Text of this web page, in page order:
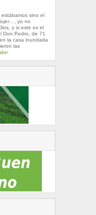
sino el
yo no
y si este es el
Don Pedro, de 71
la casa inundada
las